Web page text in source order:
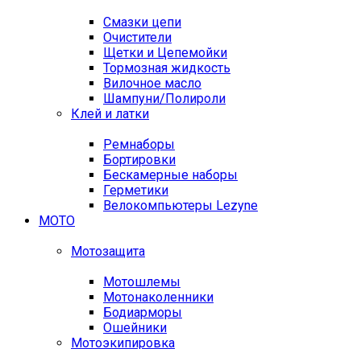
Смазки цепи
Очистители
Щетки и Цепемойки
Тормозная жидкость
Вилочное масло
Шампуни/Полироли
Клей и латки
Ремнаборы
Бортировки
Бескамерные наборы
Герметики
Велокомпьютеры Lezyne
МОТО
Мотозащита
Мотошлемы
Мотонаколенники
Бодиарморы
Ошейники
Мотоэкипировка